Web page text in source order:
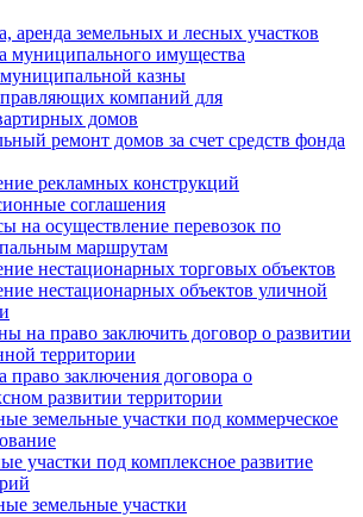
аренда земельных и лесных участков
муниципального имущества
казны
компаний для
домов
ремонт домов за счет средств фонда
рекламных конструкций
соглашения
на осуществление перевозок по
маршрутам
нестационарных торговых объектов
нестационарных объектов уличной
на право заключить договор о развитии
территории
право заключения договора о
развитии территории
земельные участки под коммерческое
участки под комплексное развитие
земельные участки